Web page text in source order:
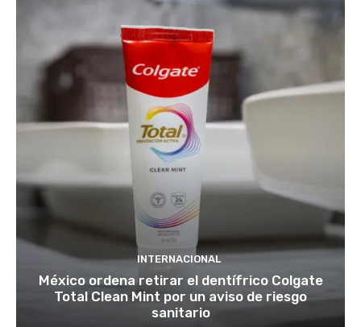
INTERNACIONAL
México ordena retirar el dentífrico Colgate
Total Clean Mint por un aviso de riesgo
sanitario